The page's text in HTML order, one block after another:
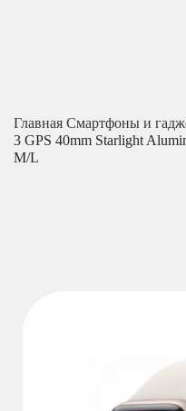
Главная Смартфоны и
3 GPS 40mm Starlight
M/L